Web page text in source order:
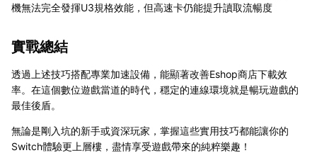
機無法完全發揮U3規格效能，但高速卡仍能提升讀取流暢度
實戰總結
透過上述技巧搭配專業加速設備，能顯著改善Eshop商店下載效
率。在這個數位遊戲當道的時代，穩定的連線環境就是暢玩遊戲的
最佳後盾。
無論是剛入坑的新手或資深玩家，掌握這些實用技巧都能讓你的
Switch體驗更上層樓，盡情享受遊戲帶來的純粹樂趣！